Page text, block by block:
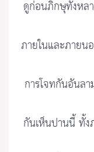
ดูก่อนภิกษุทั้งหลา
ภายในและภายน
การโจทกันอันล
กันเห็นปานนี้ ทั้ง